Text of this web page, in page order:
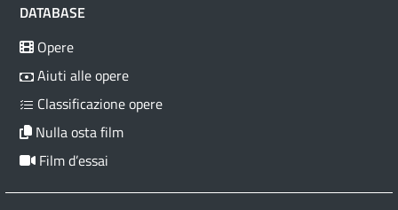
DATABASE
Opere
Aiuti alle opere
Classificazione opere
Nulla osta film
Film d’essai